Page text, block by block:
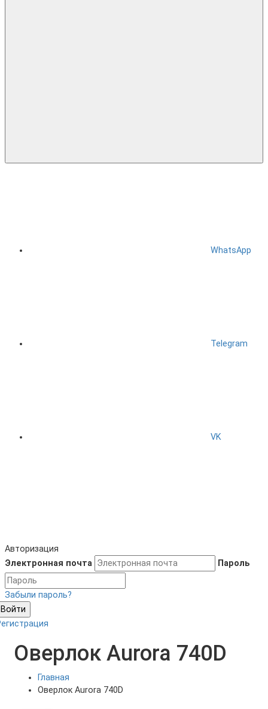
WhatsApp
Telegram
VK
Авторизация
Электронная почта
Пароль
Забыли пароль?
Войти
Оверлок Aurora 740D
Главная
Оверлок Aurora 740D